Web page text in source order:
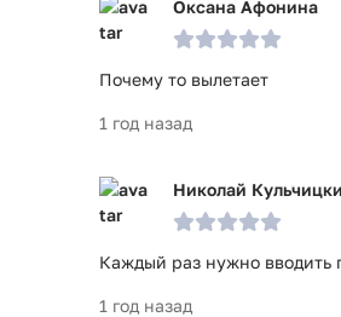
Оксана Афонина
Почему то вылетает
1 год назад
Николай
Каждый раз нужно вводить
1 год назад